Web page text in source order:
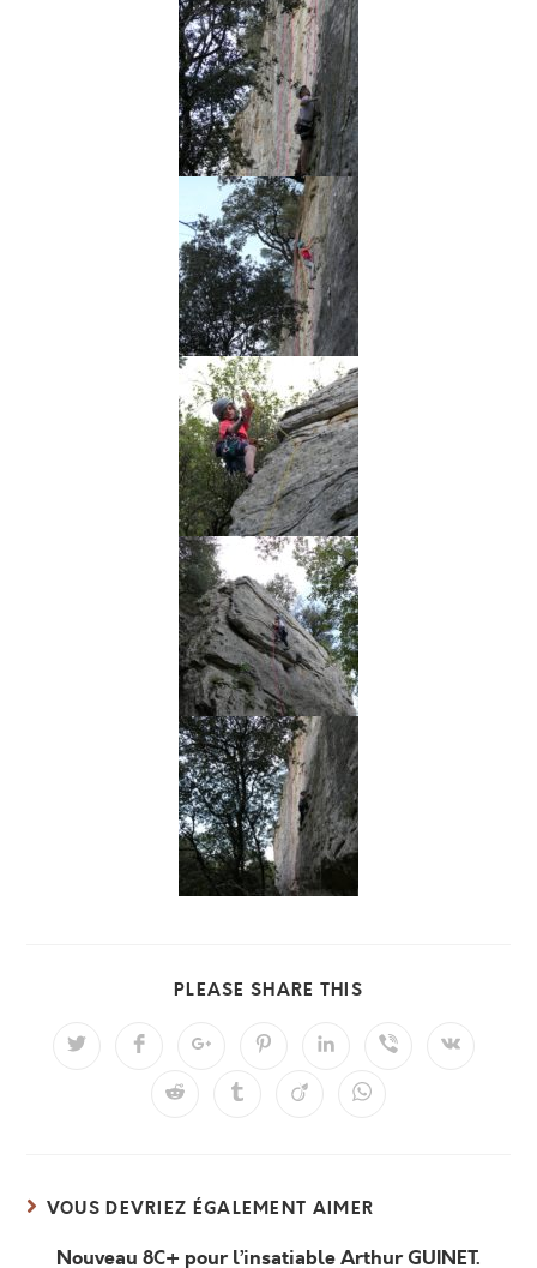
PLEASE SHARE THIS
VOUS DEVRIEZ ÉGALEMENT AIMER
Nouveau 8C+ pour l’insatiable Arthur GUINET.